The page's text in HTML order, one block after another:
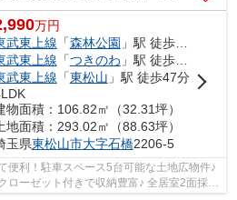
万円
武東上線 「森林公園 」駅 徒歩27分
武東上線 「つきのわ 」駅 徒歩42分
武東上線 「東松山 」駅 徒歩47分
物面積：106.82㎡（32.31坪）
地面積：293.02㎡（88.63坪）
玉県東松山市大字石橋2206-5
便利！駐車スペース5台可能な土地広物件♪
ローゼット付きで収納豊富♪ 全居室2面採光